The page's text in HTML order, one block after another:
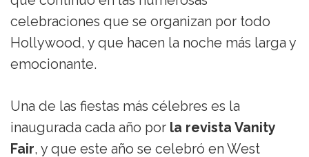
celebraciones que se organizan por todo
Hollywood, y que hacen la noche más larga y
emocionante.
Una de las fiestas más célebres es la
inaugurada cada año por la revista Vanity
Fair, y que este año se celebró en West